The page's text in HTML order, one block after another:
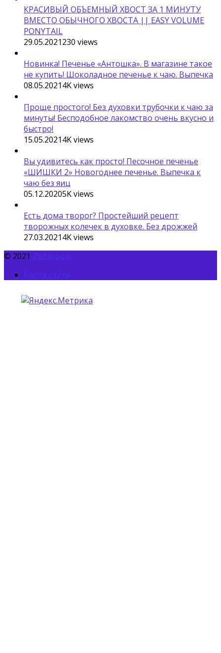
КРАСИВЫЙ ОБЪЕМНЫЙ ХВОСТ ЗА 1 МИНУТУ
ВМЕСТО ОБЫЧНОГО ХВОСТА || EASY VOLUME
PONYTAIL
29.05.2021230 views
Новинка! Печенье «Антошка». В магазине такое
не купить! Шоколадное печенье к чаю. Выпечка
08.05.20214Kviews
Проще простого! Без духовки трубочки к чаю за
минуты! Бесподобное лакомство очень вкусно и
быстро!
15.05.20214Kviews
Вы удивитесь как просто! Песочное печенье
«ШИШКИ 2» Новогоднее печенье. Выпечка к
чаю без яиц
05.12.20205Kviews
Есть дома творог? Простейший рецепт
творожных колечек в духовке. Без дрожжей
27.03.20214Kviews
© 2021